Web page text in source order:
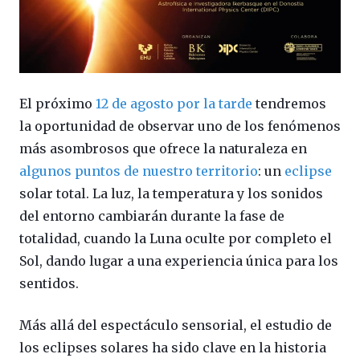
El próximo 12 de agosto por la tarde tendremos
la oportunidad de observar uno de los fenómenos
más asombrosos que ofrece la naturaleza en
algunos puntos de nuestro territorio: un eclipse
solar total. La luz, la temperatura y los sonidos
del entorno cambiarán durante la fase de
totalidad, cuando la Luna oculte por completo el
Sol, dando lugar a una experiencia única para los
sentidos.
Más allá del espectáculo sensorial, el estudio de
los eclipses solares ha sido clave en la historia